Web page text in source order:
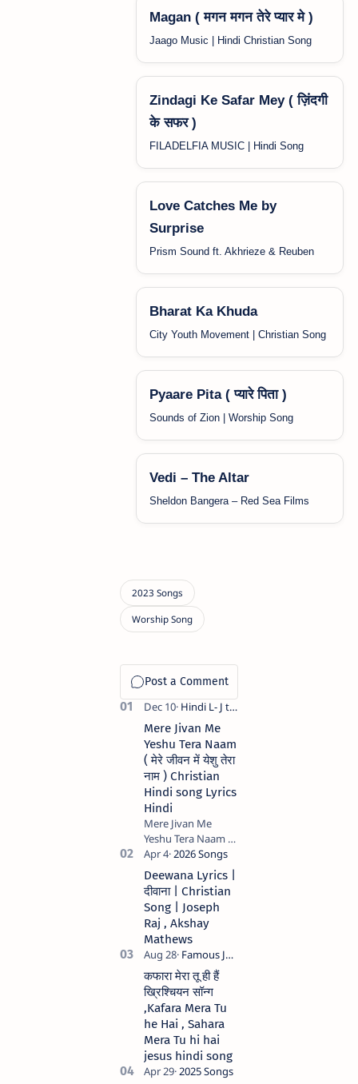
Magan ( मगन मगन तेरे प्यार मे )
Jaago Music | Hindi Christian Song
Zindagi Ke Safar Mey ( ज़िंदगी
के सफर )
FILADELFIA MUSIC | Hindi Song
Love Catches Me by
Surprise
Prism Sound ft. Akhrieze & Reuben
Bharat Ka Khuda
City Youth Movement | Christian Song
Pyaare Pita ( प्यारे पिता )
Sounds of Zion | Worship Song
Vedi – The Altar
Sheldon Bangera – Red Sea Films
Mere Jivan Me
Yeshu Tera Naam
( मेरे जीवन में येशु तेरा
नाम ) Christian
Hindi song Lyrics
Hindi
Mere Jivan Me
Yeshu Tera Naam (
मेरे जीवन में येशु तेरा नाम )
Christian Hindi
song Lyrics Hindi
Anil Kant …
Deewana Lyrics |
दीवाना | Christian
Song | Joseph
Raj , Akshay
Mathews
कफारा मेरा तू ही हैं
ख्रिश्चियन सॉन्ग
,Kafara Mera Tu
he Hai , Sahara
Mera Tu hi hai
jesus hindi song